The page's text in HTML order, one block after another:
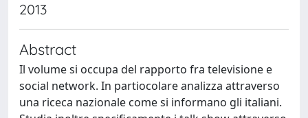
2013
Abstract
Il volume si occupa del rapporto fra televisione e
social network. In partiocolare analizza attraverso
una riceca nazionale come si informano gli italiani.